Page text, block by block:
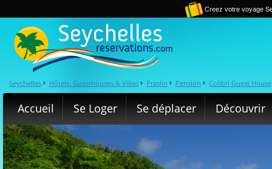
Creez votre voyage
Seychelles › Hôtels, Guesthouses & Villas › Praslin › Pension › Colibri Guest House
Accueil Se Loger Se déplacer Découvrir